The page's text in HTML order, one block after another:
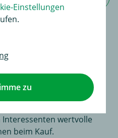
existiert noch keine
die Möglichkeit, Ihre
über dieses Produkt zu
Interessenten wertvolle
beim Kauf.
Einstellungen
zu